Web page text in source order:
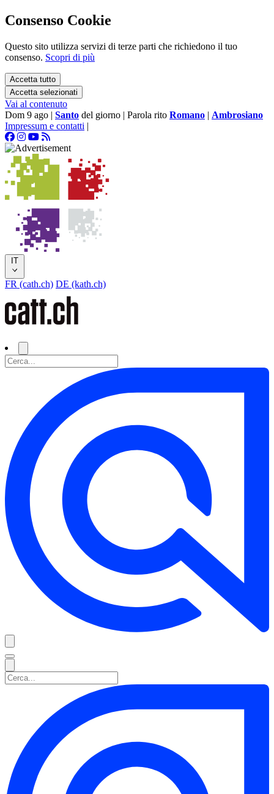
Consenso Cookie
Questo sito utilizza servizi di terze parti che richiedono il tuo
consenso. Scopri di più
Accetta tutto
Accetta selezionati
Vai al contenuto
Dom 9 ago | Santo del giorno | Parola rito Romano | Ambrosiano
Impressum e contatti |
IT
FR (cath.ch) DE (kath.ch)